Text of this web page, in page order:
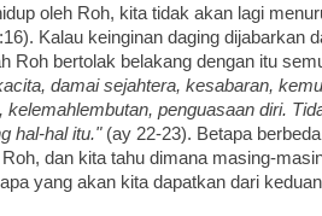
oleh Roh, kita tidak akan lagi
Kalau keinginan daging dijabarkan
Roh bertolak belakang dengan itu
damai sejahtera, kesabaran,
kelemahlembutan, penguasaan diri.
hal-hal itu."(ay 22-23). Betapa
Roh, dan kita tahu dimana masing-
yang akan kita dapatkan dari